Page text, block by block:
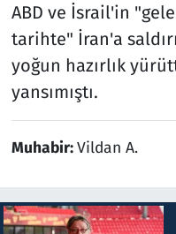
ABD ve İsrail'in
tarihte" İran'a
yoğun hazırlık
yansımıştı.
Muhabir:Vildan A.